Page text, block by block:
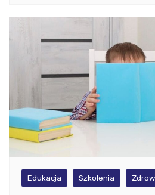
Edukacja Szkolenia